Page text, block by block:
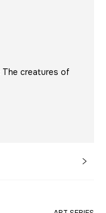
The creatures of